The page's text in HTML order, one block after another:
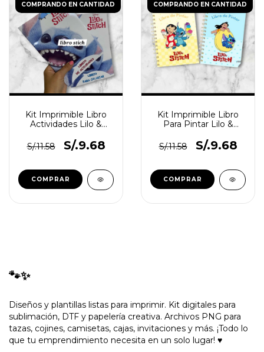
COMPRANDO EN CANTIDAD
Kit Imprimible Libro
Actividades Lilo &
S/.11.58
S/.9.68
COMPRANDO EN CANTIDAD
Kit Imprimible Libro
Para Pintar Lilo &
S/.11.58
S/.9.68
🐾✨
Diseños y plantillas listas para imprimir. Kit digitales para
sublimación, DTF y papelería creativa. Archivos PNG para
tazas, cojines, camisetas, cajas, invitaciones y más. ¡Todo lo
que tu emprendimiento necesita en un solo lugar! ♥